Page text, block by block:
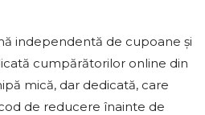
independentă de cupoane și
cumpărătorilor online din
mică, dar dedicată, care
de reducere înainte de